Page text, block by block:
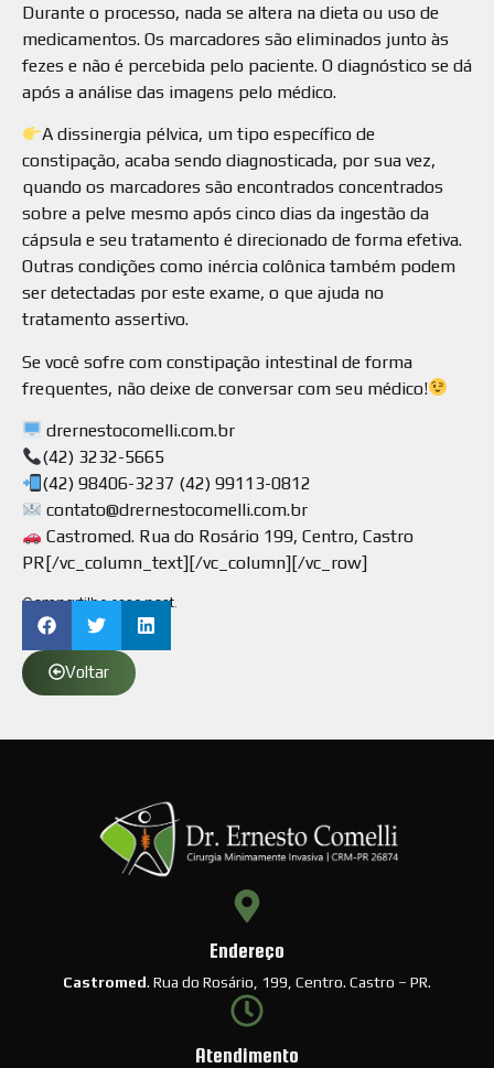
Durante o processo, nada se altera na dieta ou uso de
medicamentos. Os marcadores são eliminados junto às
fezes e não é percebida pelo paciente. O diagnóstico se dá
após a análise das imagens pelo médico.
A dissinergia pélvica, um tipo específico de
constipação, acaba sendo diagnosticada, por sua vez,
quando os marcadores são encontrados concentrados
sobre a pelve mesmo após cinco dias da ingestão da
cápsula e seu tratamento é direcionado de forma efetiva.
Outras condições como inércia colônica também podem
ser detectadas por este exame, o que ajuda no
tratamento assertivo.
Se você sofre com constipação intestinal de forma
frequentes, não deixe de conversar com seu médico!
drernestocomelli.com.br
(42) 3232-5665
(42) 98406-3237 (42) 99113-0812
contato@drernestocomelli.com.br
Castromed. Rua do Rosário 199, Centro, Castro
PR[/vc_column_text][/vc_column][/vc_row]
Compartilhe esse post.
Voltar
Endereço
Castromed. Rua do Rosário, 199, Centro. Castro – PR.
Atendimento